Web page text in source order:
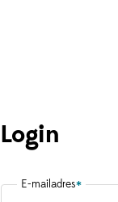
Login
E-mailadres